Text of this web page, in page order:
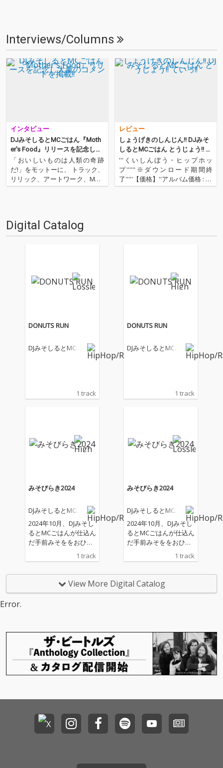
Interviews/Columns
インタビュー
DJみそしるとMCごはん『Moth
er's Food』リリースを記念し大
量のコメントを掲載!!
「おいしいものは人類の奇跡
だ!」をモットーに、 トラック、
リリック、アートワーク、Musi
c Videoなどすべてを自ら制作
『Mother’s Food』で全国デビ
ュー。…
レビュー
しょうげきのしんじん!! DJみそ
しるとMCごはん とうじょう!! て
いっ!!
'''くいしんぼう・ヒップホッ
プ''''''※ダウンロード期間終
了'''''【価格】''アルバム価格 : 88
0円※『Mother's Food』という
Digital Catalog
DONUTS RUN
DJみそしるとMCご
1 track
DONUTS RUN
DJみそしるとMCご
1 track
みそびらき2024
DJみそしるとMCご
2024年10月、DJみそし
るとMCごはんが仕込ん
だ手前みそををおひろ
めする「みそびらきパ
ーティー」が開催され
る手前みその実食型ラ
イブで披露されたのが
を楽曲にしたためた。
パーティー会場で観客
の声をレコーディング
し、後日その音源を用
いて楽曲を完成させ
るとMCごはんを囲む
人々の温かい励ましの
おかげで作り上げるこ
1 track
みそびらき2024
DJみそしるとMCご
2024年10月、DJみそし
るとMCごはんが仕込ん
だ手前みそををおひろ
めする「みそびらきパ
ーティー」が開催され
る手前みその実食型ラ
イブで披露されたのが
を楽曲にしたためた。
パーティー会場で観客
の声をレコーディング
し、後日その音源を用
いて楽曲を完成させ
るとMCごはんを囲む
人々の温かい励ましの
おかげで作り上げるこ
1 track
View More Digital Catalog
Error.